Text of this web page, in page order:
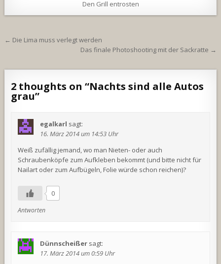
Den Grill entrosten
Beitragsnavigation
← Die Lima muss verlegt werden
Das finale Photoshooting mit der Sackratte →
2 thoughts on “Nachts sind alle Autos
grau”
egalkarl sagt:
16. März 2014 um 14:53 Uhr
Weiß zufällig jemand, wo man Nieten- oder auch
Schraubenköpfe zum Aufkleben bekommt (und bitte nicht für
Nailart oder zum Aufbügeln, Folie würde schon reichen)?
0
Antworten
Dünnscheißer sagt:
17. März 2014 um 0:59 Uhr